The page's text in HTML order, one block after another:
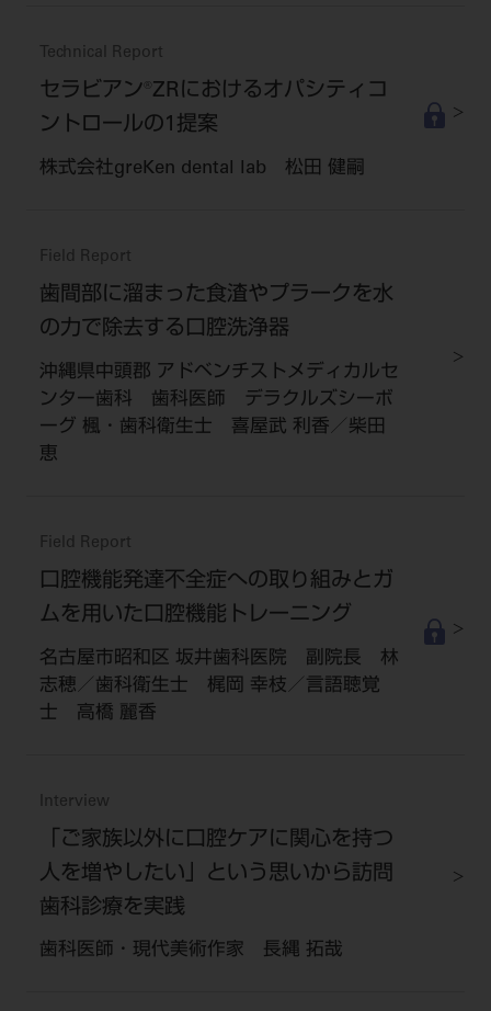
Technical Report
セラビアン®ZRにおけるオパシティコ
ントロールの1提案
株式会社greKen dental lab 松田 健嗣
Field Report
歯間部に溜まった食渣やプラークを水
の力で除去する口腔洗浄器
沖縄県中頭郡 アドベンチストメディカルセ
ンター歯科 歯科医師 デラクルズシーボ
ーグ 楓・歯科衛生士 喜屋武 利香／柴田
恵
Field Report
口腔機能発達不全症への取り組みとガ
ムを用いた口腔機能トレーニング
名古屋市昭和区 坂井歯科医院 副院長 林
志穂／歯科衛生士 梶岡 幸枝／言語聴覚
士 高橋 麗香
Interview
「ご家族以外に口腔ケアに関心を持つ
人を増やしたい」という思いから訪問
歯科診療を実践
歯科医師・現代美術作家 長縄 拓哉